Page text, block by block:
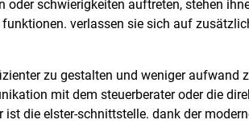
schwierigkeiten auftreten, stehen
verlassen sie sich auf
zu gestalten und weniger aufwand
mit dem steuerberater oder die
die elster-schnittstelle. dank der